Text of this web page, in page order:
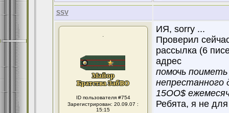
SSV
.
ID пользователя #754
Зарегистрирован: 20.09.07 :
15:15
ИЯ, sorry ...
Проверил
рассылка (6
адрес
помочь
непреcтанного
15OO$
Ребята, я не